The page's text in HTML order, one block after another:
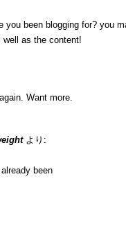
you been blogging for? you
as the content!
Want more.
より:
been